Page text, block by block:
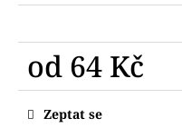
od 64 Kč
Měrná
cena:Zeptat se
VYKRAJOVÁTKA
MYŠÁCI
KLUK